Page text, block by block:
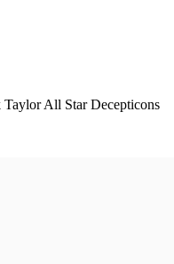
Taylor All Star Decepticons